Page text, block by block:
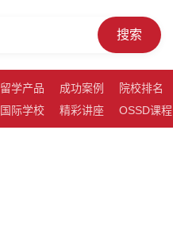
搜索
留学产品 成功案例
院校排名
国际学校
精彩讲座 OSSD课程